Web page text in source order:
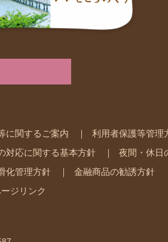
に関するご案内 利用者保護等管理
対応に関する基本方針 夜間・休日
化管理方針 金融商品の勧誘方針
ジリンク